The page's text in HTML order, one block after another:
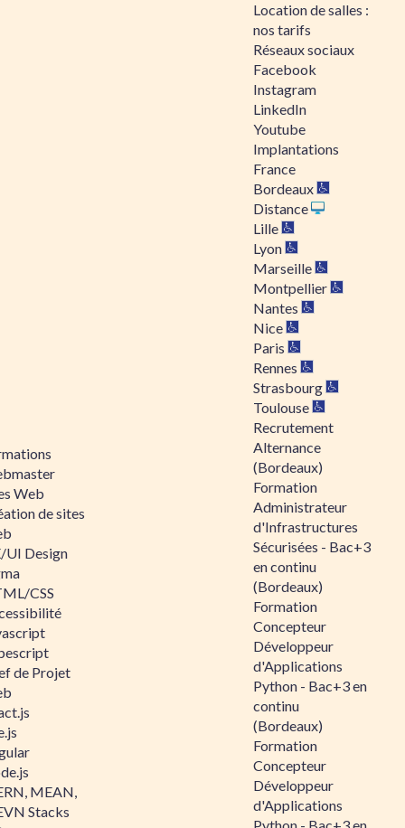
Web
de sites
UI Design
CSS
de Projet
MEAN,
Stacks
Location de salles :
nos tarifs
Réseaux sociaux
Facebook
Instagram
LinkedIn
Youtube
Implantations
France
Bordeaux
Distance
Lille
Lyon
Marseille
Montpellier
Nantes
Nice
Paris
Rennes
Strasbourg
Toulouse
Recrutement
Alternance
(Bordeaux)
Formation
Administrateur
d'Infrastructures
Sécurisées - Bac+3
en continu
(Bordeaux)
Formation
Concepteur
Développeur
d'Applications
Python - Bac+3 en
continu
(Bordeaux)
Formation
Concepteur
Développeur
d'Applications